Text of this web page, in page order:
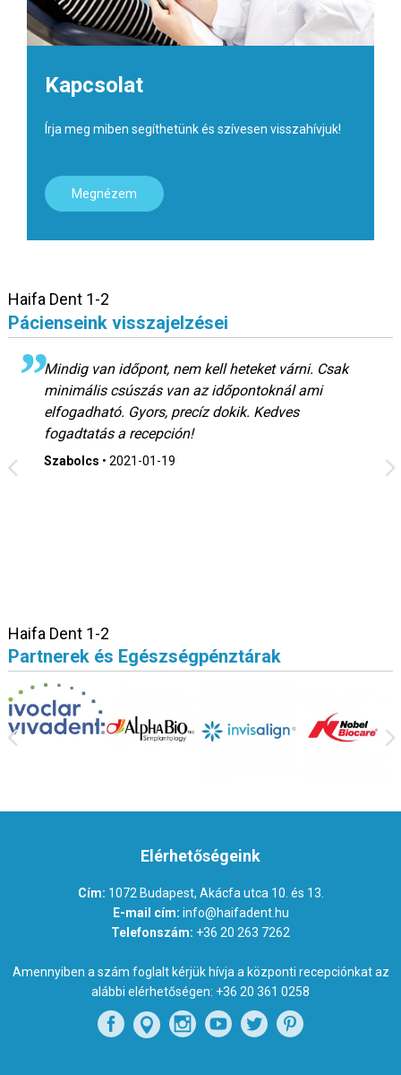
Kapcsolat
Írja meg miben segíthetünk és szívesen visszahívjuk!
Megnézem
Haifa Dent 1-2
Pácienseink visszajelzései
Mindig van időpont, nem kell heteket várni. Csak
minimális csúszás van az időpontoknál ami
elfogadható. Gyors, precíz dokik. Kedves
fogadtatás a recepción!
Szabolcs • 2021-01-19
Haifa Dent 1-2
Partnerek és Egészségpénztárak
Elérhetőségeink
Cím: 1072 Budapest, Akácfa utca 10. és 13.
E-mail cím: info@haifadent.hu
Telefonszám: +36 20 263 7262
Amennyiben a szám foglalt kérjük hívja a központi recepciónkat az
alábbi elérhetőségen: +36 20 361 0258